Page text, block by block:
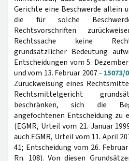
Gerichte eine Beschwerde allein
die für solche
Rechtsvorschriften
Rechtssache keine
grundsätzlicher Bedeutung
Entscheidungen vom 5.
und vom 13. Februar 2007 - 15073/
Zurückweisung eines
Rechtsmittelgericht
beschränken, sich die
angefochtenen Entscheidung zu
(EGMR, Urteil vom 21. Januar
auch EGMR, Urteil vom 11. April
41; Entscheidung vom 26.
Rn. 108). Von diesen